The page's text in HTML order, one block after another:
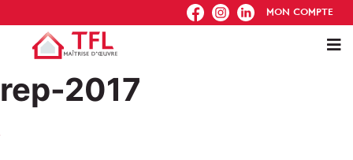
FB IG IN MON COMPTE
rep-2017